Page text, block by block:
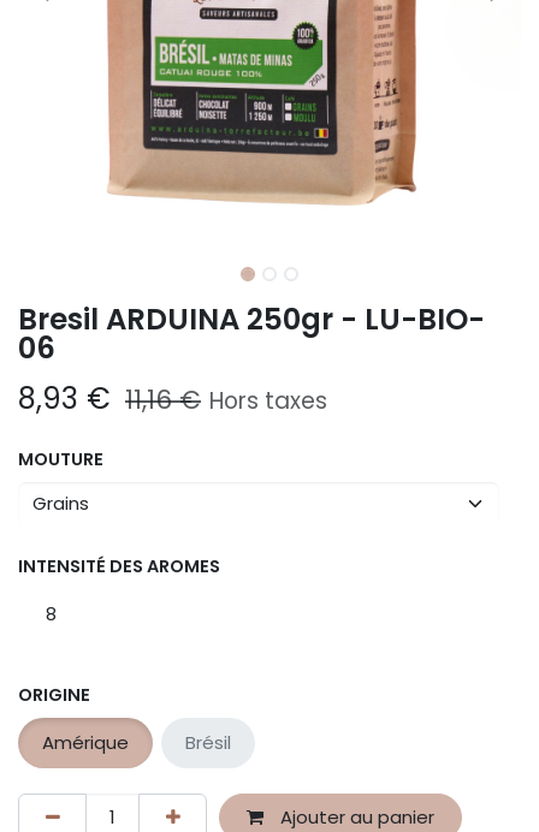
Bresil ARDUINA 250gr - LU-BIO-
06
8,93 € 11,16€ Hors taxes
MOUTURE
INTENSITÉ DES AROMES
8
ORIGINE
Amérique Brésil
Ajouter au panier